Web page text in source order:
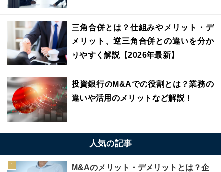
三角合併とは？仕組みやメリット・デ
メリット、逆三角合併との違いを分か
りやすく解説【2026年最新】
投資銀行のM&Aでの役割とは？業務の
違いや活用のメリットなど解説！
人気の記事
M&Aのメリット・デメリットとは？企